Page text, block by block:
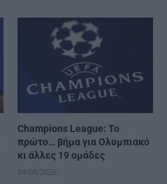
Champions League: Το
πρώτο… βήμα για Ολυμπιακό
κι άλλες 19 ομάδες
04/08/2026